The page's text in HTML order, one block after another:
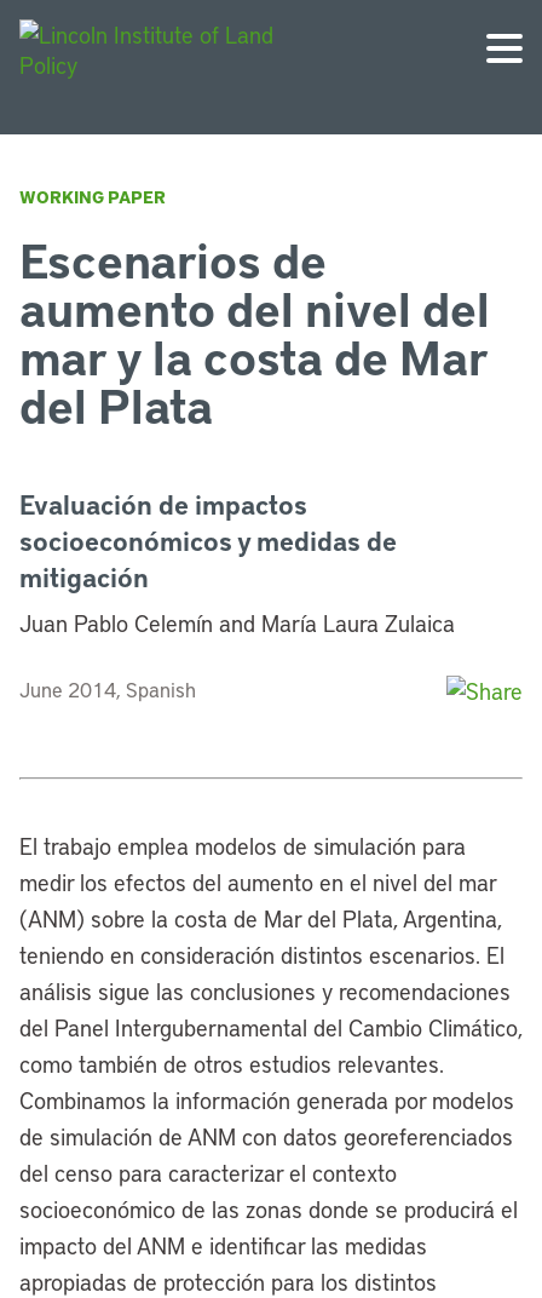
WORKING PAPER
Escenarios de
aumento del nivel del
mar y la costa de Mar
del Plata
Evaluación de impactos
socioeconómicos y medidas de
mitigación
Juan Pablo Celemín and María Laura Zulaica
June 2014, Spanish
El trabajo emplea modelos de simulación para
medir los efectos del aumento en el nivel del mar
(ANM) sobre la costa de Mar del Plata, Argentina,
teniendo en consideración distintos escenarios. El
análisis sigue las conclusiones y recomendaciones
del Panel Intergubernamental del Cambio Climático,
como también de otros estudios relevantes.
Combinamos la información generada por modelos
de simulación de ANM con datos georeferenciados
del censo para caracterizar el contexto
socioeconómico de las zonas donde se producirá el
impacto del ANM e identificar las medidas
apropiadas de protección para los distintos